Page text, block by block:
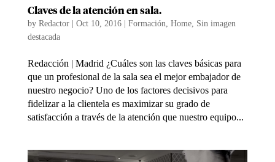
Claves de la atención en sala.
by Redactor| Oct 10, 2016| Formación, Home, Sin imagen
destacada
Redacción | Madrid ¿Cuáles son las claves básicas para
que un profesional de la sala sea el mejor embajador de
nuestro negocio? Uno de los factores decisivos para
fidelizar a la clientela es maximizar su grado de
satisfacción a través de la atención que nuestro equipo...